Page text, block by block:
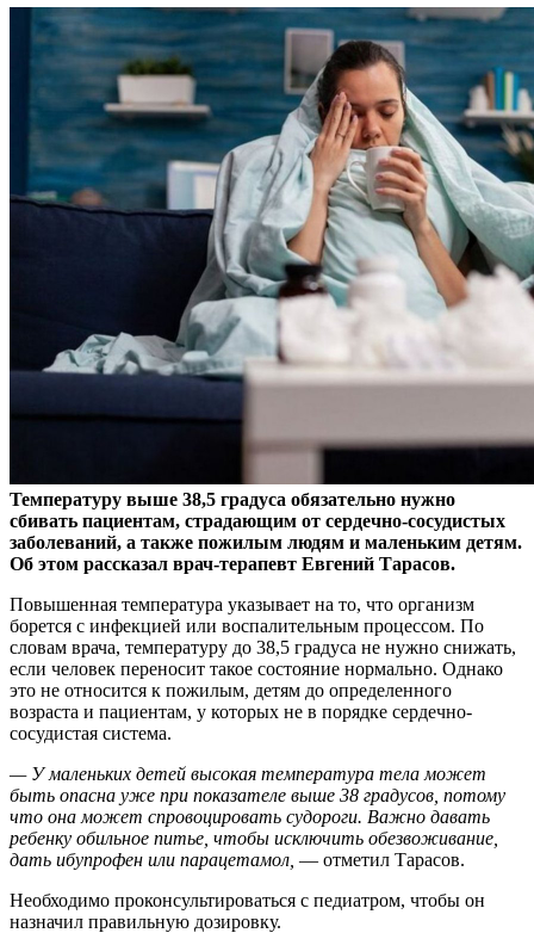
Температуру выше 38,5 градуса обязательно нужно
сбивать пациентам, страдающим от сердечно-сосудистых
заболеваний, а также пожилым людям и маленьким детям.
Об этом рассказал врач-терапевт Евгений Тарасов.
Повышенная температура указывает на то, что организм
борется с инфекцией или воспалительным процессом. По
словам врача, температуру до 38,5 градуса не нужно снижать,
если человек переносит такое состояние нормально. Однако
это не относится к пожилым, детям до определенного
возраста и пациентам, у которых не в порядке сердечно-
сосудистая система.
— У маленьких детей высокая температура тела может
быть опасна уже при показателе выше 38 градусов, потому
что она может спровоцировать судороги. Важно давать
ребенку обильное питье, чтобы исключить обезвоживание,
дать ибупрофен или парацетамол, — отметил Тарасов.
Необходимо проконсультироваться с педиатром, чтобы он
назначил правильную дозировку.